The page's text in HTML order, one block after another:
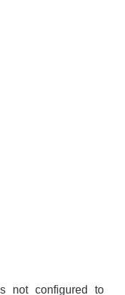
not configured to